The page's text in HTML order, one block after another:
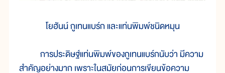
โยฮันน์ กูเทนแบร์ก และแท่นพิมพ์ชนิดหมุน
การประดิษฐ์แท่นพิมพ์ของกูเทนแบร์กนับว่า มีความ
สำคัญอย่างมาก เพราะในสมัยก่อนการเขียนข้อความ